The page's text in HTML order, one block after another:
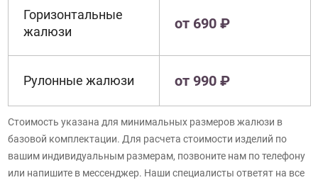
Горизонтальные
жалюзи
от 690 ₽
Рулонные жалюзи от 990 ₽
Стоимость указана для минимальных размеров жалюзи в
базовой комплектации. Для расчета стоимости изделий по
вашим индивидуальным размерам, позвоните нам по телефону
или напишите в мессенджер. Наши специалисты ответят на все